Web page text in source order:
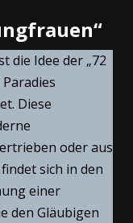
die Idee der „72
Diese
oder aus
sich in den
einer
den Gläubigen